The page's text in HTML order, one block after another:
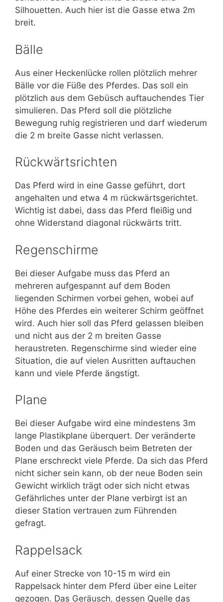
Silhouetten. Auch hier ist die Gasse etwa 2m
breit.
Bälle
Aus einer Heckenlücke rollen plötzlich mehrer
Bälle vor die Füße des Pferdes. Das soll ein
plötzlich aus dem Gebüsch auftauchendes Tier
simulieren. Das Pferd soll die plötzliche
Bewegung ruhig registrieren und darf wiederum
die 2 m breite Gasse nicht verlassen.
Rückwärtsrichten
Das Pferd wird in eine Gasse geführt, dort
angehalten und etwa 4 m rückwärtsgerichtet.
Wichtig ist dabei, dass das Pferd fleißig und
ohne Widerstand diagonal rückwärts tritt.
Regenschirme
Bei dieser Aufgabe muss das Pferd an
mehreren aufgespannt auf dem Boden
liegenden Schirmen vorbei gehen, wobei auf
Höhe des Pferdes ein weiterer Schirm geöffnet
wird. Auch hier soll das Pferd gelassen bleiben
und nicht aus der 2 m breiten Gasse
heraustreten. Regenschirme sind wieder eine
Situation, die auf vielen Ausritten auftauchen
kann und viele Pferde ängstigt.
Plane
Bei dieser Aufgabe wird eine mindestens 3m
lange Plastikplane überquert. Der veränderte
Boden und das Geräusch beim Betreten der
Plane erschreckt viele Pferde. Da sich das Pferd
nicht sicher sein kann, ob der neue Boden sein
Gewicht wirklich trägt oder sich nicht etwas
Gefährliches unter der Plane verbirgt ist an
dieser Station vertrauen zum Führenden
gefragt.
Rappelsack
Auf einer Strecke von 10-15 m wird ein
Rappelsack hinter dem Pferd über eine Leiter
gezogen. Das Geräusch, dessen Quelle das